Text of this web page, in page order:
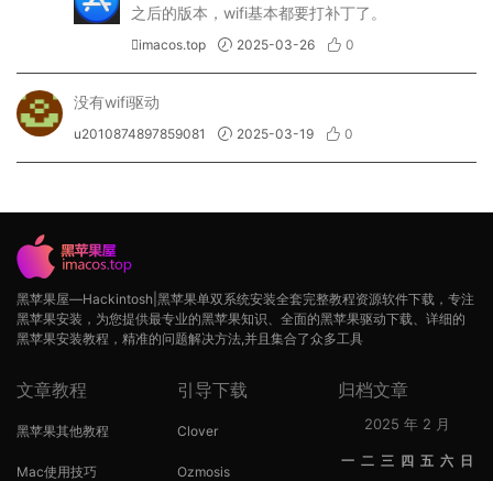
之后的版本，wifi基本都要打补丁了。
imacos.top 2025-03-26 0
没有wifi驱动
u2010874897859081 2025-03-19 0
黑苹果屋—Hackintosh|黑苹果单双系统安装全套完整教程资源软件下载，专注
黑苹果安装，为您提供最专业的黑苹果知识、全面的黑苹果驱动下载、详细的
黑苹果安装教程，精准的问题解决方法,并且集合了众多工具
文章教程
黑苹果其他教程
Mac使用技巧
引导下载
Clover
Ozmosis
归档文章
2025 年 2 月
一 二 三 四 五 六 日